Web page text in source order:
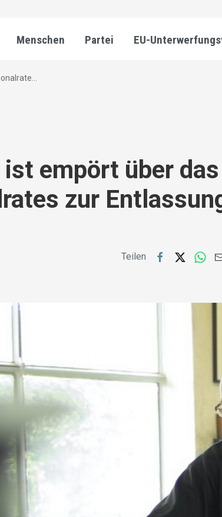
Menschen Partei EU-
ist empört über
zur
Teilen